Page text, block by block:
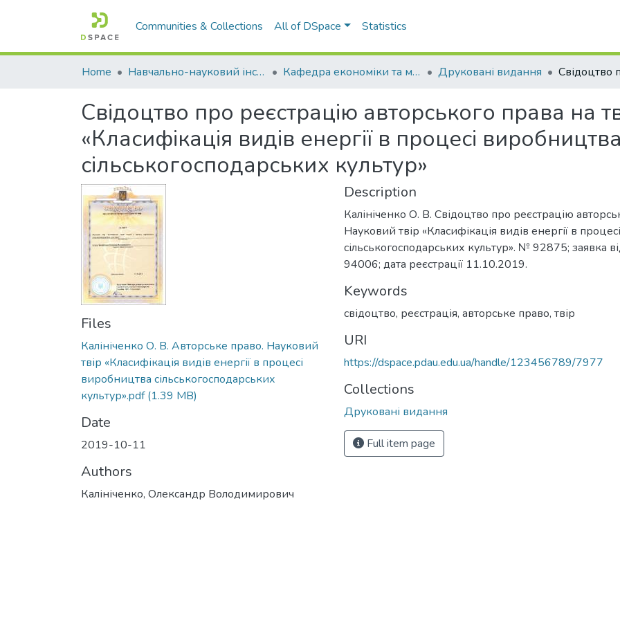
Communities & Collections All of DSpace Statistics
Home Навчально-науковий інститут економіки, управління, права та інформаційних технологій Кафедра економіки та міжнародних економічних відносин Друковані видання
Свідоцтво про реєстрацію авторського права на
«Класифікація видів енергії в процесі виробництва
сільськогосподарських культур»
Files
Калініченко О. В. Авторське право. Науковий
твір «Класифікація видів енергії в процесі
виробництва сільськогосподарських
культур».pdf(1.39 MB)
Date
2019-10-11
Authors
Калініченко, Олександр Володимирович
Description
Калініченко О. В. Свідоцтво про реєстрацію
Науковий твір «Класифікація видів енергії в
сільськогосподарських культур». № 92875; заявка
94006; дата реєстрації 11.10.2019.
Keywords
свідоцтво, реєстрація, авторське право, твір
URI
https://dspace.pdau.edu.ua/handle/123456789/7977
Collections
Друковані видання
Full item page